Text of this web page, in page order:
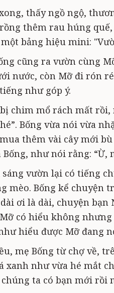
thấy ngồ ngộ,
thêm rau húng
bảng hiệu mini:
cũng ra vườn cùng
nước, còn Mỡ đi rón
như góp ý.
bị chim mổ rách mất
Bống vừa nói vừa
thêm vài cây mới
Bống, như nói rằng:
sáng vườn lại có tiếng
mèo. Bống kể chuyện
ơi là dài, chuyện bạn
có hiểu không
hiểu được Mỡ đang
mẹ Bống từ chợ về,
xanh như vừa hé mắt
ta có bạn mới rồi